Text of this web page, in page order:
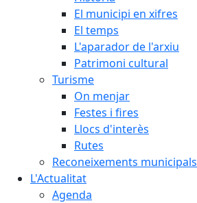
El municipi en xifres
El temps
L'aparador de l'arxiu
Patrimoni cultural
Turisme
On menjar
Festes i fires
Llocs d'interès
Rutes
Reconeixements municipals
L'Actualitat
Agenda